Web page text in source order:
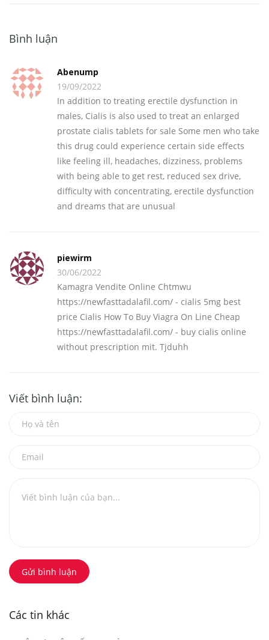
Bình luận
Abenump
19/09/2022
In addition to treating erectile dysfunction in
males, Cialis is also used to treat an enlarged
prostate cialis tablets for sale Some men who take
this drug could experience certain side effects
like feeling ill, headaches, dizziness, problems
with being able to get rest, reduced sex drive,
difficulty with concentrating, erectile dysfunction
and dreams that are unusual
piewirm
30/06/2022
Kamagra Vendite Online Chtmwu
https://newfasttadalafil.com/ - cialis 5mg best
price Cialis How To Buy Viagra On Line Cheap
https://newfasttadalafil.com/ - buy cialis online
without prescription mit. Tjduhh
Viết bình luận:
Gửi bình luận
Các tin khác